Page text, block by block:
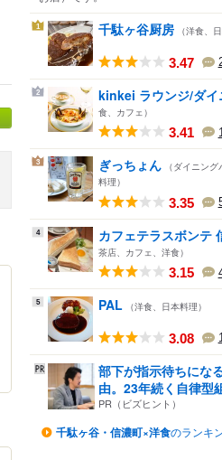
1 千駄ヶ谷厨房 （洋食、
3.47
2 kinkei ラウンジ/ダイ
食、カフェ）
3.41
3 ぎっちょん （ダイニン
料理）
3.35
4 カフェテラスボンテ
茶店、カフェ、洋食）
3.15
5 PAL （洋食、日本料理）
3.08
部下が指示待ちにな
由。23年続く自律型
PR（ビズヒント）
千駄ヶ谷・信濃町×洋食のランキ